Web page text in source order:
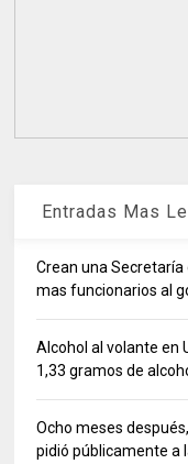
Entradas Mas
Crean una
mas funcionarios al
Alcohol al volante en
1,33 gramos de
Ocho meses
pidió públicamente a